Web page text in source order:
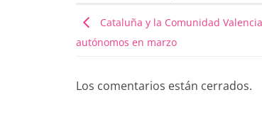
Cataluña y la Comunidad
autónomos en marzo
Los comentarios están cerrados.